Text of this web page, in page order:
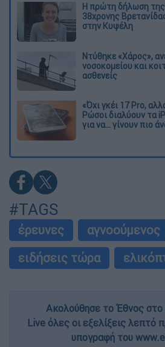
Η πρώτη δήλωση της
38χρονης
στην Κυψέλη
Ντύθηκε «Χάρος»,
νοσοκομείου και
ασθενείς
«Όχι γκέι 17 Pro,
Ρώσοι διαλύουν τα
για να... γίνουν πιο
#TAGS
έρευνες
αγνοούμενος
ειδήσεις τώρα
Ακολούθησε το Έθνος στο
Live όλες οι εξελίξεις λεπτό
υπογραφή του